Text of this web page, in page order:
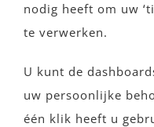
nodig heeft om uw
te verwerken.
U kunt de
uw persoonlijke
één klik heeft u